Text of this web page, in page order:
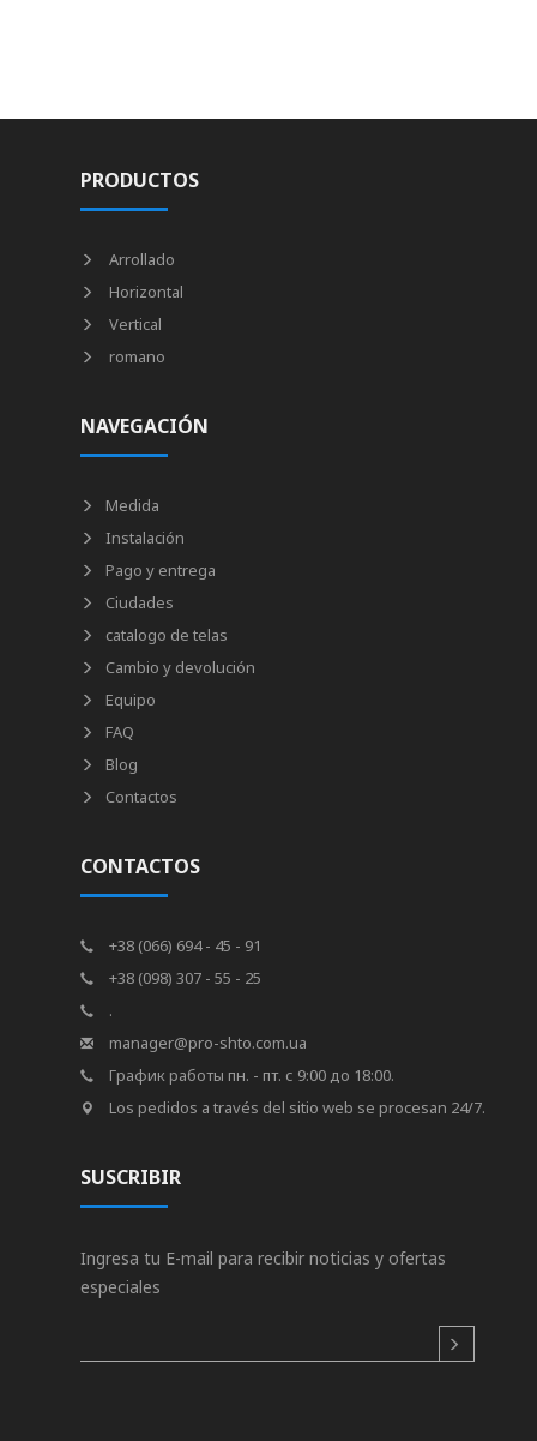
PRODUCTOS
Arrollado
Horizontal
Vertical
romano
NAVEGACIÓN
Medida
Instalación
Pago y entrega
Ciudades
catalogo de telas
Cambio y devolución
Equipo
FAQ
Blog
Contactos
CONTACTOS
+38 (066) 694 - 45 - 91
+38 (098) 307 - 55 - 25
.
manager@pro-shto.com.ua
График работы пн. - пт. с 9:00 до 18:00.
Los pedidos a través del sitio web se procesan 24/7.
SUSCRIBIR
Ingresa tu E-mail para recibir noticias y ofertas
especiales